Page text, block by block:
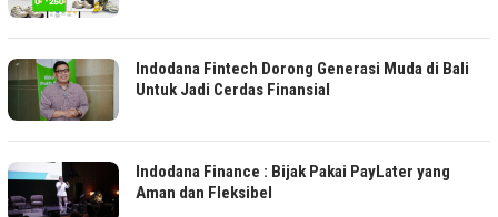
Indodana Fintech Dorong Generasi Muda di Bali
Untuk Jadi Cerdas Finansial
Indodana Finance : Bijak Pakai PayLater yang
Aman dan Fleksibel